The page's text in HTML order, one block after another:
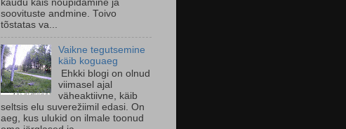
kaudu käis nõupidamine ja
soovituste andmine. Toivo
tõstatas va...
Vaikne tegutsemine
käib koguaeg
Ehkki blogi on olnud
viimasel ajal
väheaktiivne, käib
seltsis elu suverežiimil edasi. On
aeg, kus ulukid on ilmale toonud